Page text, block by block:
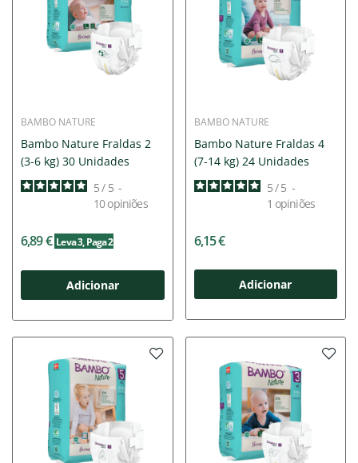
BAMBO NATURE
Bambo Nature Fraldas 2
(3-6 kg) 30 Unidades
5/ 5 -
10opiniões
6,89 € Leva 3, Paga 2
Adicionar
BAMBO NATURE
Bambo Nature Fraldas 4
(7-14 kg) 24 Unidades
5/ 5 -
1 opiniões
6,15 €
Adicionar